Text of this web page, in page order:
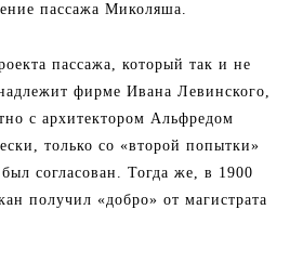
пассажа Миколяша.
пассажа, который так и не
фирме Ивана Левинского,
с архитектором Альфредом
только со «второй попытки»
согласован. Тогда же, в 1900
получил «добро» от магистрата